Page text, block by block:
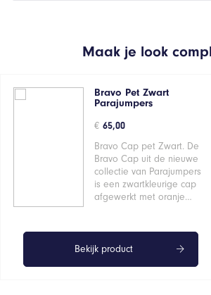
Maak je look
Bravo Pet Zwart
Parajumpers
€ 65,00
Bravo Cap pet Zwart. De
Bravo Cap uit de nieuwe
collectie van Parajumpers
is een zwartkleurige cap
afgewerkt met oranje…
Bekijk product